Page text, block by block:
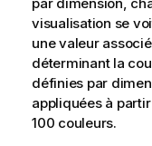
visualisation se
une valeur
déterminant la
définies par
appliquées à
100 couleurs.